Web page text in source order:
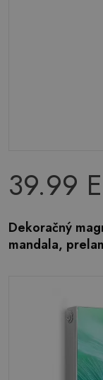
39.99
Dekoračný
mandala,